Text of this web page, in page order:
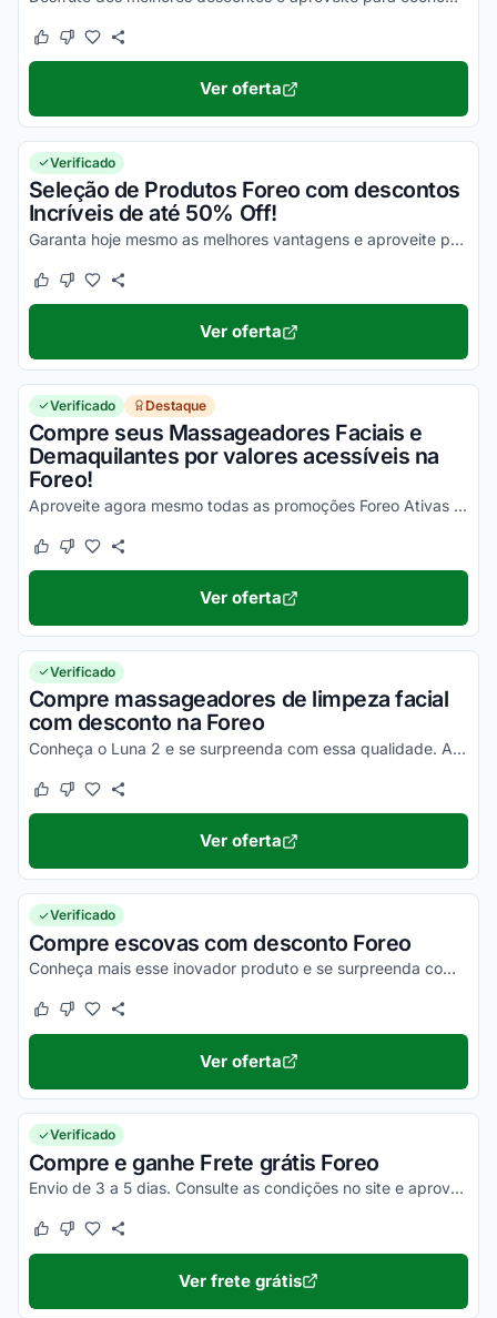
Este cupom funcionou
Este cupom não funcionou
Ver oferta
Verificado
Seleção de Produtos Foreo com descontos
Incríveis de até 50% Off!
Garanta hoje mesmo as melhores vantagens e aproveite para economizar nas suas compras!
Este cupom funcionou
Este cupom não funcionou
Ver oferta
Verificado Destaque
Compre seus Massageadores Faciais e
Demaquilantes por valores acessíveis na
Foreo!
Aproveite agora mesmo todas as promoções Foreo Ativas no site e não perca a chance de economizar nas suas compras online!
Este cupom funcionou
Este cupom não funcionou
Ver oferta
Verificado
Compre massageadores de limpeza facial
com desconto na Foreo
Conheça o Luna 2 e se surpreenda com essa qualidade. Aproveite ainda seu efeito antienvelhecimento.
Este cupom funcionou
Este cupom não funcionou
Ver oferta
Verificado
Compre escovas com desconto Foreo
Conheça mais esse inovador produto e se surpreenda com o resultado.
Este cupom funcionou
Este cupom não funcionou
Ver oferta
Verificado
Compre e ganhe Frete grátis Foreo
Envio de 3 a 5 dias. Consulte as condições no site e aproveite.
Este cupom funcionou
Este cupom não funcionou
Ver frete grátis